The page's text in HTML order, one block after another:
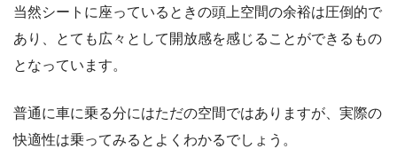
当然シートに座っているときの頭上空間の余裕は圧倒的で
あり、とても広々として開放感を感じることができるもの
となっています。
普通に車に乗る分にはただの空間ではありますが、実際の
快適性は乗ってみるとよくわかるでしょう。